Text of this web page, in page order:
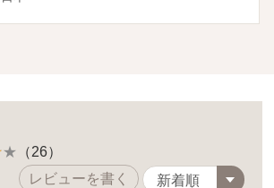
（26）
レビューを書く